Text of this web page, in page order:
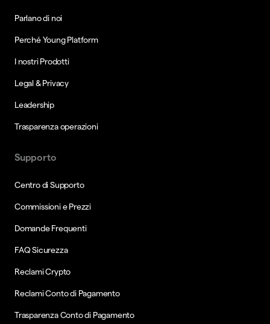
Parlano di noi
Perché Young Platform
I nostri Prodotti
Legal & Privacy
Leadership
Trasparenza operazioni
Supporto
Centro di Supporto
Commissioni e Prezzi
Domande Frequenti
FAQ Sicurezza
Reclami Crypto
Reclami Conto di Pagamento
Trasparenza Conto di Pagamento